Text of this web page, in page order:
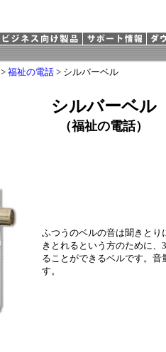
> 福祉の電話 > シルバーベル
シルバーベル
（福祉の電話）
ふつうのベルの音は聞きと
きとれるという方のために、
ることができるベルです。
す。